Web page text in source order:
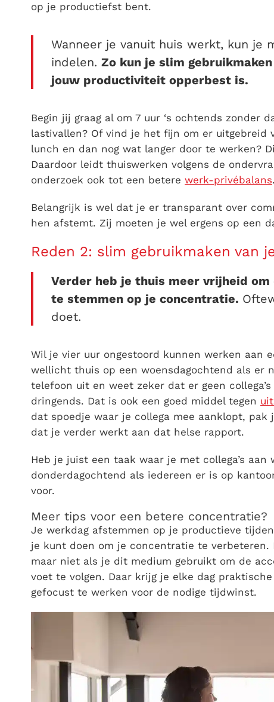
op je productiefst bent.
Wanneer je vanuit huis werkt, kun je
indelen. Zo kun je slim
jouw productiviteit opperbest is.
Begin jij graag al om 7 uur ‘s ochtends zonder
lastivallen? Of vind je het fijn om er uitgebreid
lunch en dan nog wat langer door te werken?
Daardoor leidt thuiswerken volgens de
onderzoek ook tot een betere werk-privébalans.
Belangrijk is wel dat je er transparant over
hen afstemt. Zij moeten je wel ergens op een
Reden 2: slim gebruikmaken van
Verder heb je thuis meer vrijheid
te stemmen op je concentratie.
doet.
Wil je vier uur ongestoord kunnen werken aan
wellicht thuis op een woensdagochtend als er
telefoon uit en weet zeker dat er geen
dringends. Dat is ook een goed middel tegen
dat spoedje waar je collega mee aanklopt,
dat je verder werkt aan dat helse rapport.
Heb je juist een taak waar je met collega’s
donderdagochtend als iedereen er is op
voor.
Meer tips voor een betere concentratie?
Je werkdag afstemmen op je productieve
je kunt doen om je concentratie te verbeteren.
maar niet als je dit medium gebruikt om de
voet te volgen. Daar krijg je elke dag
gefocust te werken voor de nodige tijdwinst.